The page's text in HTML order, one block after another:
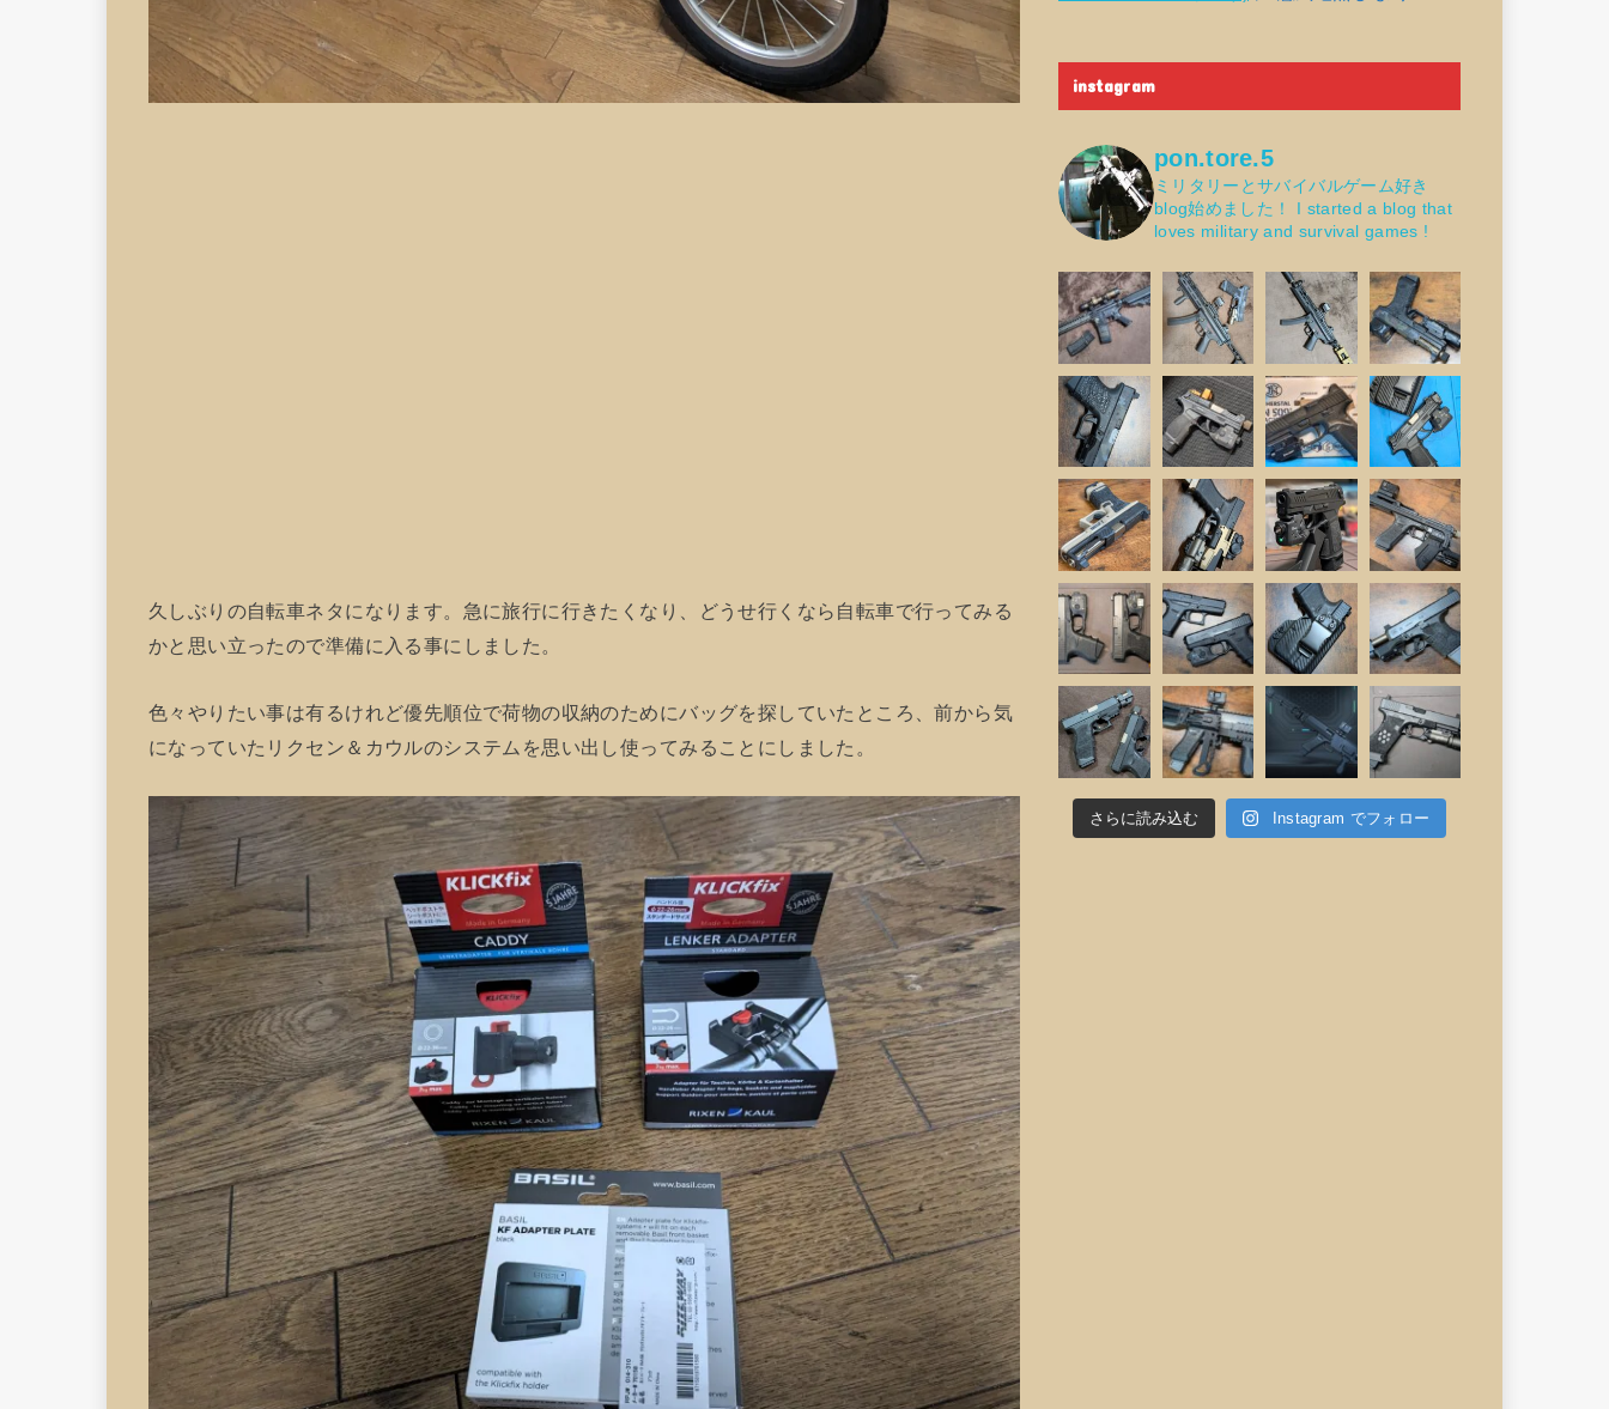
久しぶりの自転車ネタになります。急に旅行に行きたくなり、どうせ行くなら自転車で行ってみる
かと思い立ったので準備に入る事にしました。
色々やりたい事は有るけれど優先順位で荷物の収納のためにバッグを探していたところ、前から気
になっていたリクセン＆カウルのシステムを思い出し使ってみることにしました。
instagram
pon.tore.5
ミリタリーとサバイバルゲーム好き
blog始めました！
I started a blog that
loves military and survival games !
さらに読み込む Instagram でフォロー